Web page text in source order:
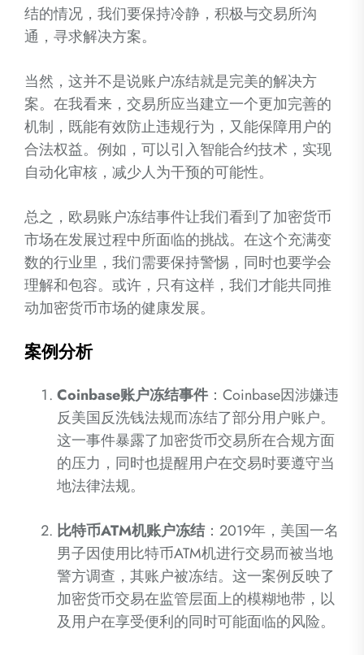
结的情况，我们要保持冷静，积极与交易所沟
通，寻求解决方案。
当然，这并不是说账户冻结就是完美的解决方
案。在我看来，交易所应当建立一个更加完善的
机制，既能有效防止违规行为，又能保障用户的
合法权益。例如，可以引入智能合约技术，实现
自动化审核，减少人为干预的可能性。
总之，欧易账户冻结事件让我们看到了加密货币
市场在发展过程中所面临的挑战。在这个充满变
数的行业里，我们需要保持警惕，同时也要学会
理解和包容。或许，只有这样，我们才能共同推
动加密货币市场的健康发展。
案例分析
Coinbase账户冻结事件 ：Coinbase因涉嫌违
反美国反洗钱法规而冻结了部分用户账户。
这一事件暴露了加密货币交易所在合规方面
的压力，同时也提醒用户在交易时要遵守当
地法律法规。
比特币ATM机账户冻结：2019年，美国一名
男子因使用比特币ATM机进行交易而被当地
警方调查，其账户被冻结。这一案例反映了
加密货币交易在监管层面上的模糊地带，以
及用户在享受便利的同时可能面临的风险。